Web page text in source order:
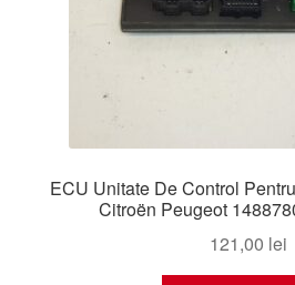
ECU Unitate De Control
Citroën Peugeot
121,00 lei